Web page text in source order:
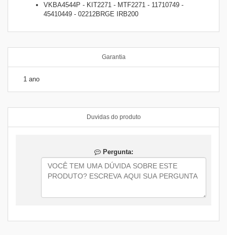
VKBA4544P - KIT2271 - MTF2271 - 11710749 -
45410449 - 02212BRGE IRB200
Garantia
1 ano
Duvidas do produto
Pergunta: